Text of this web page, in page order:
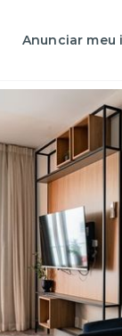
Anunciar meu